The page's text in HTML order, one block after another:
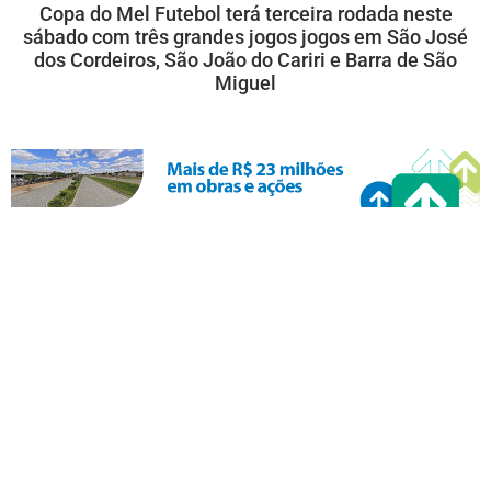
Copa do Mel Futebol terá terceira rodada neste
sábado com três grandes jogos jogos em São José
dos Cordeiros, São João do Cariri e Barra de São
Miguel